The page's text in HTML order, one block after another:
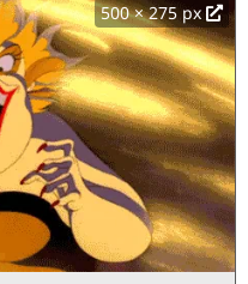
500 × 275 px